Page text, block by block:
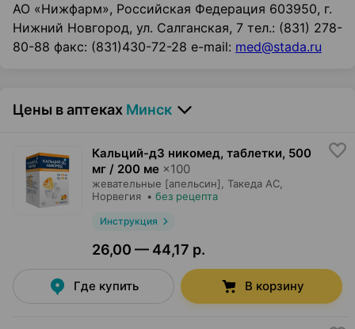
АО «Нижфарм», Российская Федерация 603950, г.
Нижний Новгород, ул. Салганская, 7 тел.: (831) 278-
80-88 факс: (831)430-72-28 e-mail: med@stada.ru
Цены в аптеках Минск
Кальций-д3 никомед, таблетки, 500
мг / 200 ме ×100
жевательные [апельсин], Такеда АС,
Норвегия • без рецепта
Инструкция
26,00 — 44,17 р.
Где купить В корзину